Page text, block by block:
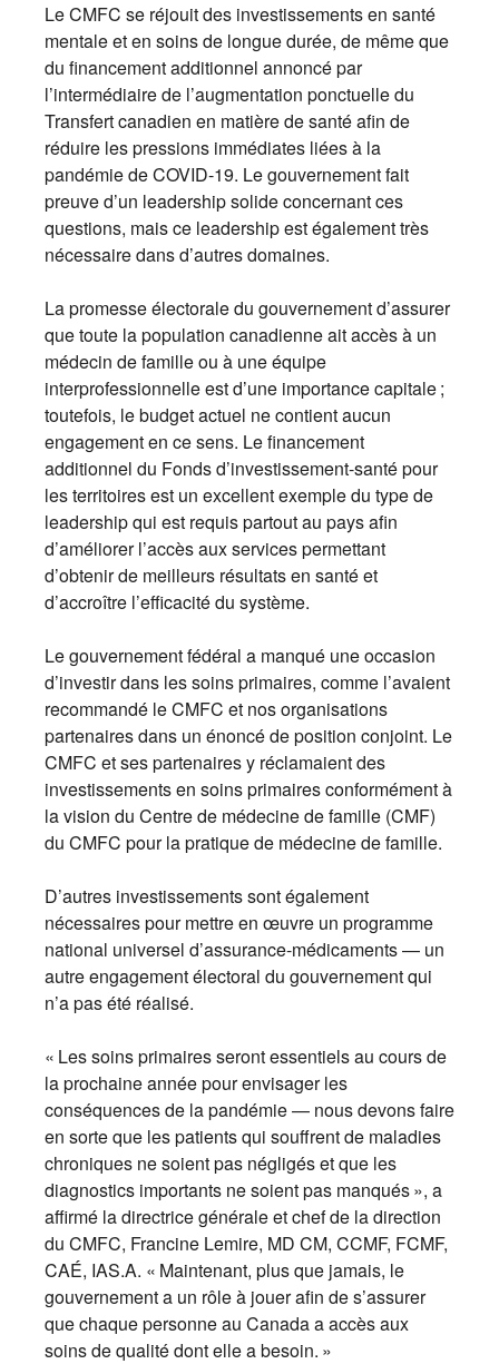
Le CMFC se réjouit des investissements en santé
mentale et en soins de longue durée, de même que
du financement additionnel annoncé par
l’intermédiaire de l’augmentation ponctuelle du
Transfert canadien en matière de santé afin de
réduire les pressions immédiates liées à la
pandémie de COVID-19. Le gouvernement fait
preuve d’un leadership solide concernant ces
questions, mais ce leadership est également très
nécessaire dans d’autres domaines.
La promesse électorale du gouvernement d’assurer
que toute la population canadienne ait accès à un
médecin de famille ou à une équipe
interprofessionnelle est d’une importance capitale ;
toutefois, le budget actuel ne contient aucun
engagement en ce sens. Le financement
additionnel du Fonds d’investissement-santé pour
les territoires est un excellent exemple du type de
leadership qui est requis partout au pays afin
d’améliorer l’accès aux services permettant
d’obtenir de meilleurs résultats en santé et
d’accroître l’efficacité du système.
Le gouvernement fédéral a manqué une occasion
d’investir dans les soins primaires, comme l’avaient
recommandé le CMFC et nos organisations
partenaires dans un énoncé de position conjoint. Le
CMFC et ses partenaires y réclamaient des
investissements en soins primaires conformément à
la vision du Centre de médecine de famille (CMF)
du CMFC pour la pratique de médecine de famille.
D’autres investissements sont également
nécessaires pour mettre en œuvre un programme
national universel d’assurance-médicaments — un
autre engagement électoral du gouvernement qui
n’a pas été réalisé.
« Les soins primaires seront essentiels au cours de
la prochaine année pour envisager les
conséquences de la pandémie — nous devons faire
en sorte que les patients qui souffrent de maladies
chroniques ne soient pas négligés et que les
diagnostics importants ne soient pas manqués », a
affirmé la directrice générale et chef de la direction
du CMFC, Francine Lemire, MD CM, CCMF, FCMF,
CAÉ, IAS.A. « Maintenant, plus que jamais, le
gouvernement a un rôle à jouer afin de s’assurer
que chaque personne au Canada a accès aux
soins de qualité dont elle a besoin. »